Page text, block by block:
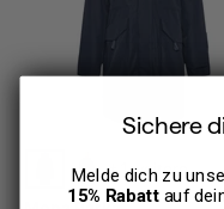
+ 1 weitere
Sichere
Melde dich zu
15% Rabatt auf